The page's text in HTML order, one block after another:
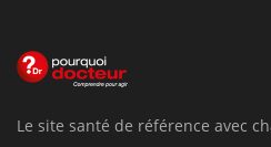
Le site santé de référence avec